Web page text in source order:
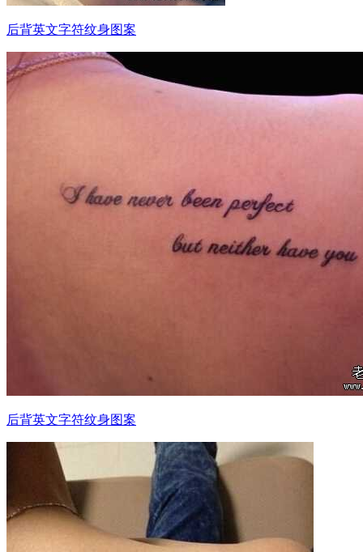
后背英文字符纹身图案
后背英文字符纹身图案